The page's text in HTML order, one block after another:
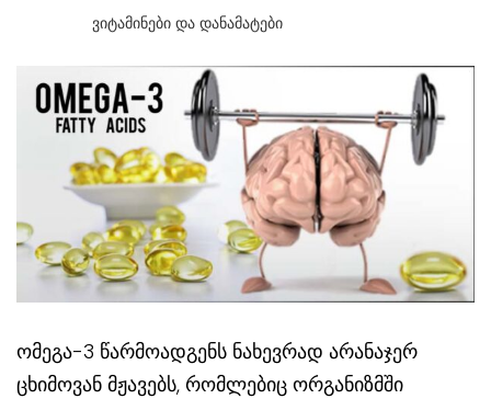
Ვიტამინები Და Დანამატები
ომეგა-3 წარმოადგენს ნახევრად არანაჯერ
ცხიმოვან მჟავებს, რომლებიც ორგანიზმში